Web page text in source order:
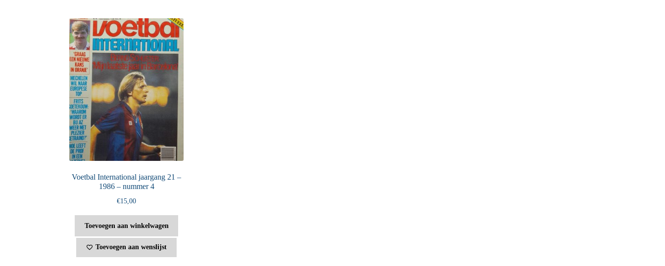
Voetbal International jaargang 21 –
1986 – nummer 4
€15,00
Toevoegen aan winkelwagen
Toevoegen aan wenslijst